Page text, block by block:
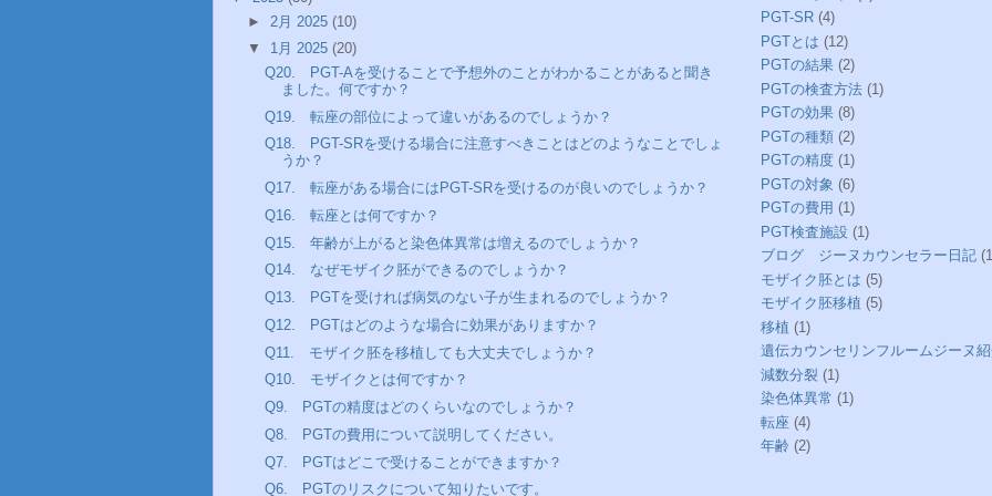
► 2月 2025 (10)
▼ 1月 2025 (20)
Q20. PGT-Aを受けることで予想外のことがわかることがあると聞き
ました。何ですか？
Q19. 転座の部位によって違いがあるのでしょうか？
Q18. PGT-SRを受ける場合に注意すべきことはどのようなことでしょ
うか？
Q17. 転座がある場合にはPGT-SRを受けるのが良いのでしょうか？
Q16. 転座とは何ですか？
Q15. 年齢が上がると染色体異常は増えるのでしょうか？
Q14. なぜモザイク胚ができるのでしょうか？
Q13. PGTを受ければ病気のない子が生まれるのでしょうか？
Q12. PGTはどのような場合に効果がありますか？
Q11. モザイク胚を移植しても大丈夫でしょうか？
Q10. モザイクとは何ですか？
Q9. PGTの精度はどのくらいなのでしょうか？
Q8. PGTの費用について説明してください。
Q7. PGTはどこで受けることができますか？
Q6. PGTのリスクについて知りたいです。
PGT-SR (4)
PGTとは (12)
PGTの結果 (2)
PGTの検査方法 (1)
PGTの効果 (8)
PGTの種類 (2)
PGTの精度 (1)
PGTの対象 (6)
PGTの費用 (1)
PGT検査施設 (1)
ブログ ジーヌカウンセラー日記
モザイク胚とは (5)
モザイク胚移植 (5)
移植 (1)
遺伝カウンセリンフルームジーヌ
減数分裂 (1)
染色体異常 (1)
転座 (4)
年齢 (2)